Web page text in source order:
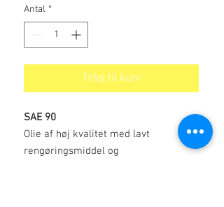
Antal *
Tilføj til kurv
SAE 90
Olie af høj kvalitet med lavt
rengøringsmiddel og